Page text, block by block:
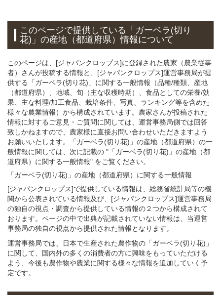
このページで提供している「ガーベラ(切り
花)」の産地（都道府県）情報について
このページは、[ジャパンクロップス]に登録された農家（農業従事
者）さんが投稿する情報と、[ジャパンクロップス]運営事務局が提
供する「ガーベラ(切り花)」に関する一般情報（品種/種類、産地
（都道府県）、地域、旬（主な収穫時期）、食品としての栄養/効
果、主な料理/加工食品、栽培条件、写真、ランキング等を含めた
様々な農業情報）から構成されています。農家さんが投稿された
情報に対するご意見・ご質問に関しては、運営事務局側では回答
致しかねますので、農家様に直接お問い合わせいただきますよう
お願いいたします。「ガーベラ(切り花)」の産地（都道府県）の一
般情報に関しては、次に記載の "「ガーベラ(切り花)」の産地（都
道府県）に関する一般情報" をご覧ください。
「ガーベラ(切り花)」 の産地（都道府県）に関する一般情報
[ジャパンクロップス]で提供している情報は、総務省統計局等の機
関から公表されている情報及び、[ジャパンクロップス]運営事務局
の独自の視点・調査から提供している情報の２つから構成されて
おります。ページの中で出典が記載されていない情報は、当運営
事務局の独自の視点から提供された情報となります。
運営事務局では、日本で生産された農作物の「ガーベラ(切り花)」
に関して、国内外の多くの消費者の方に興味をもっていただける
よう、今後も農作物や農業に関する様々な情報を追加していく予
定です。